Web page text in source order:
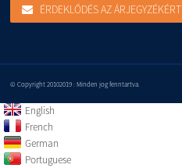
ÉRDEKLŐDÉS AZ ÁRJEGYZÉKÉRT
© Copyright 20102019 : Minden jog fenntartva.
English
French
German
Portuguese